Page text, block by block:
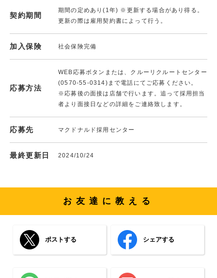
契約期間
期間の定めあり(1年) ※更新する場合があり得る。
更新の際は雇用契約書によって行う。
加入保険 社会保険完備
応募方法
WEB応募ボタンまたは、クルーリクルートセンター
(0570-55-0314)まで電話にてご応募ください。
※応募後の面接は店舗で行います。追って採用担当
者より面接日などの詳細をご連絡致します。
応募先 マクドナルド採用センター
最終更新日 2024/10/24
お友達に教える
ポストする シェアする